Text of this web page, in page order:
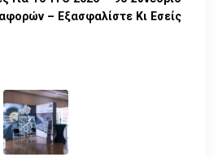
– Εξασφαλίστε Κι Εσείς